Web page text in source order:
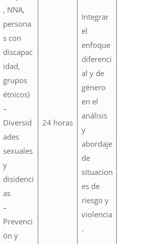
, NNA,
persona
s con
discapac
idad,
grupos
étnicos)
–
Diversid
ades
sexuales
y
disidenci
as
–
Prevenci
ón y
24 horas
Integrar
el
enfoque
diferenci
al y de
género
en el
análisis
y
abordaje
de
situacion
es de
riesgo y
violencia
.